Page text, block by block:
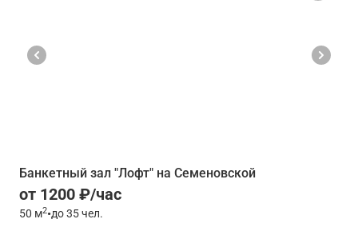
Банкетный зал "Лофт" на Семеновской
от 1200 ₽/час
50 м2•до 35 чел.